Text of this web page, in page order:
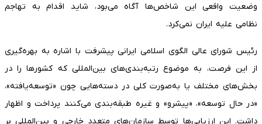
وضعیت واقعی این شاخص‌ها آگاه می‌بود، شاید اقدام به تهاجم
نظامی علیه ایران نمی‌کرد.
رئیس شورای عالی الگوی اسلامی ایرانی پیشرفت با اشاره به بهره‌گیری
از این فرصت، به موضوع رتبه‌بندی‌های بین‌المللی که کشورها را در
بخش‌های مختلف یا به‌صورت کلی در دسته‌هایی چون «توسعه‌یافته»،
«در حال توسعه»، «پیشرو» و غیره طبقه‌بندی می‌کنند پرداخت و اظهار
داشت. این ارزیابی‌ها توسط سازمان‌های متعدد خارجی و بین‌المللی بر